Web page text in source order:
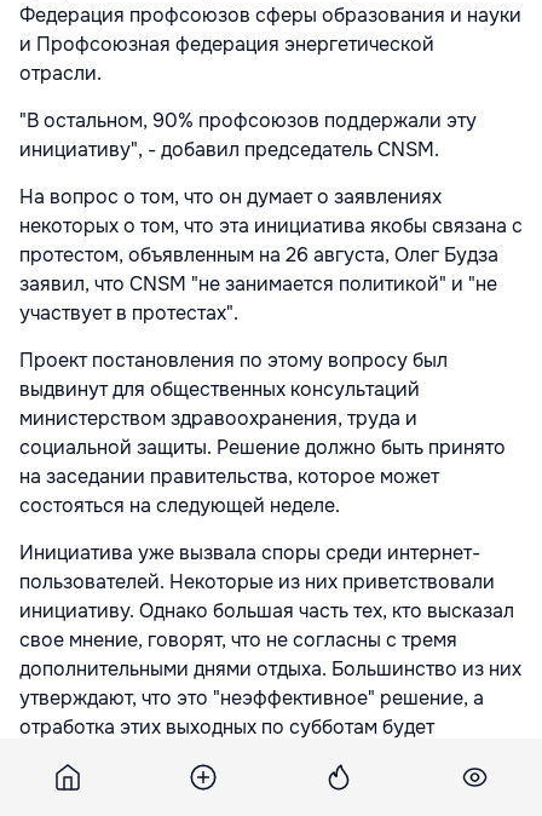
Федерация профсоюзов сферы образования и науки
и Профсоюзная федерация энергетической
отрасли.
"В остальном, 90% профсоюзов поддержали эту
инициативу", - добавил председатель CNSM.
На вопрос о том, что он думает о заявлениях
некоторых о том, что эта инициатива якобы связана с
протестом, объявленным на 26 августа, Олег Будза
заявил, что CNSM "не занимается политикой" и "не
участвует в протестах".
Проект постановления по этому вопросу был
выдвинут для общественных консультаций
министерством здравоохранения, труда и
социальной защиты. Решение должно быть принято
на заседании правительства, которое может
состояться на следующей неделе.
Инициатива уже вызвала споры среди интернет-
пользователей. Некоторые из них приветствовали
инициативу. Однако большая часть тех, кто высказал
свое мнение, говорят, что не согласны с тремя
дополнительными днями отдыха. Большинство из них
утверждают, что это "неэффективное" решение, а
отработка этих выходных по субботам будет